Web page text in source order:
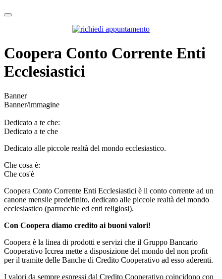
Coopera Conto Corrente Enti
Ecclesiastici
Banner
Banner/immagine
Dedicato a te che:
Dedicato a te che
Dedicato alle piccole realtà del mondo ecclesiastico.
Che cosa è:
Che cos'è
Coopera Conto Corrente Enti Ecclesiastici è il conto corrente ad un
canone mensile predefinito, dedicato alle piccole realtà del mondo
ecclesiastico (parrocchie ed enti religiosi).
Con Coopera diamo credito ai buoni valori!
Coopera è la linea di prodotti e servizi che il Gruppo Bancario
Cooperativo Iccrea mette a disposizione del mondo del non profit
per il tramite delle Banche di Credito Cooperativo ad esso aderenti.
I valori da sempre espressi dal Credito Cooperativo coincidono con